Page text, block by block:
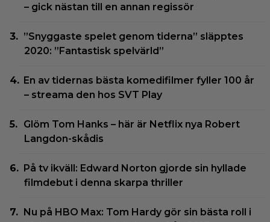
– gick nästan till en annan regissör
”Snyggaste spelet genom tiderna” släpptes
2020: ”Fantastisk spelvärld”
En av tidernas bästa komedifilmer fyller 100 år
– streama den hos SVT Play
Glöm Tom Hanks – här är Netflix nya Robert
Langdon-skådis
På tv ikväll: Edward Norton gjorde sin hyllade
filmdebut i denna skarpa thriller
Nu på HBO Max: Tom Hardy gör sin bästa roll i